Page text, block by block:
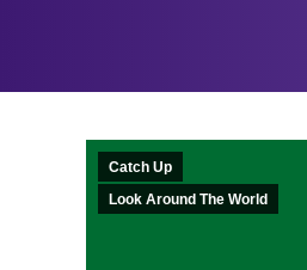
Catch Up
Look Around The World